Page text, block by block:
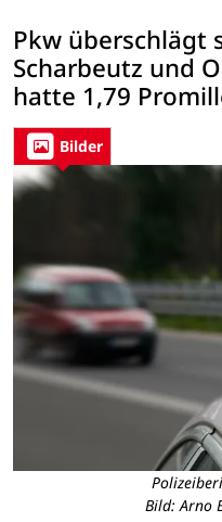
Pkw überschlägt
Scharbeutz und
hatte 1,79
Bilder
Bild: Arno